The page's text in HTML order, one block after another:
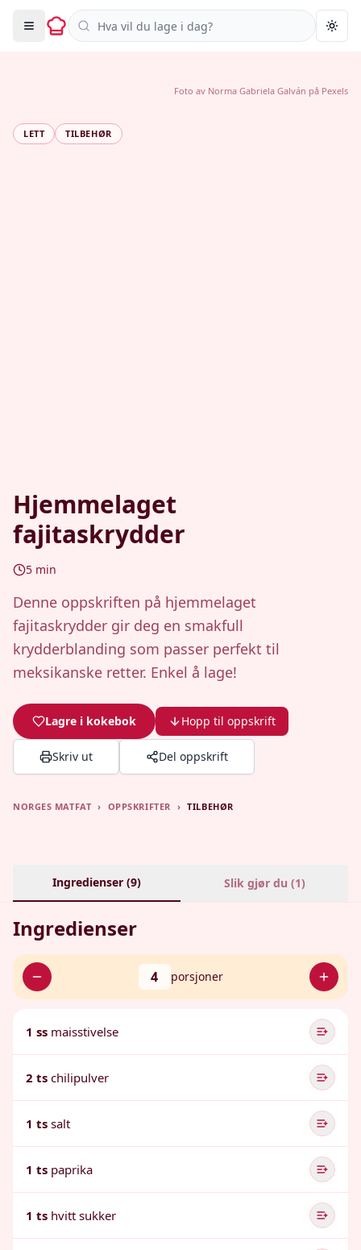
Søk i oppskrifter
LETT TILBEHØR
Hjemmelaget
fajitaskrydder
5 min
Denne oppskriften på hjemmelaget
fajitaskrydder gir deg en smakfull
krydderblanding som passer perfekt til
meksikanske retter. Enkel å lage!
Lagre i kokebok Hopp til oppskrift
Skriv ut Del oppskrift
Foto av Norma Gabriela Galván på Pexels
NORGES MATFAT › OPPSKRIFTER › TILBEHØR
Ingredienser (9) Slik gjør du (1)
Ingredienser
4 porsjoner
1 ss maisstivelse
2 ts chilipulver
1 ts salt
1 ts paprika
1 ts hvitt sukker